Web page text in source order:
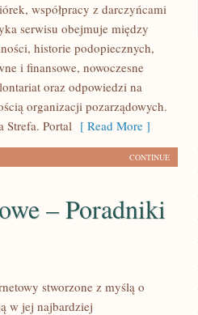
współpracy z darczyńcami
serwisu obejmuje między
historie podopiecznych,
i finansowe, nowoczesne
oraz odpowiedzi na
organizacji pozarządowych.
Strefa. Portal [ Read More ]
CONTINUE
– Poradniki
stworzone z myślą o
w jej najbardziej